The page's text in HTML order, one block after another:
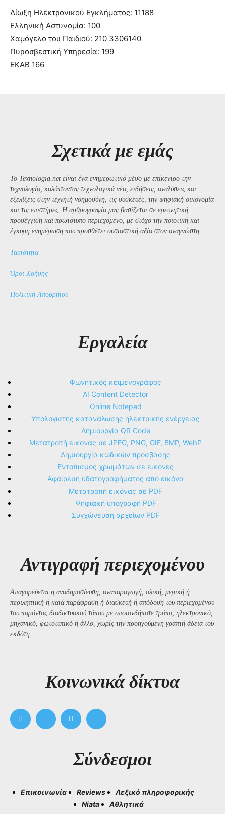
Δίωξη Ηλεκτρονικού Εγκλήματος: 11188
Ελληνική Αστυνομία: 100
Χαμόγελο του Παιδιού: 210 3306140
Πυροσβεστική Υπηρεσία: 199
ΕΚΑΒ 166
Σχετικά με εμάς
Το Texnologia.net είναι ένα ενημερωτικό μέσο με επίκεντρο την
τεχνολογία, καλύπτοντας τεχνολογικά νέα, ειδήσεις, αναλύσεις και
εξελίξεις στην τεχνητή νοημοσύνη, τις συσκευές, την ψηφιακή οικονομία
και τις επιστήμες. Η αρθρογραφία μας βασίζεται σε ερευνητική
προσέγγιση και πρωτότυπο περιεχόμενο, με στόχο την ποιοτική και
έγκυρη ενημέρωση που προσθέτει ουσιαστική αξία στον αναγνώστη..
Ταυτότητα
Όροι Χρήσης
Πολιτική Απορρήτου
Εργαλεία
Φωνητικός κειμενογράφος
AI Content Detector
Online Notepad
Υπολογιστής κατανάλωσης ηλεκτρικής ενέργειας
Δημιουργία QR Code
Μετατροπή εικόνας σε JPEG, PNG, GIF, BMP, WebP
Δημιουργία κωδικών πρόσβασης
Εντοπισμός χρωμάτων σε εικόνες
Αφαίρεση υδατογραφήματος από εικόνα
Μετατροπή εικόνας σε PDF
Ψηφιακή υπογραφή PDF
Συγχώνευση αρχείων PDF
Αντιγραφή περιεχομένου
Απαγορεύεται η αναδημοσίευση, αναπαραγωγή, ολική, μερική ή
περιληπτική ή κατά παράφραση ή διασκευή ή απόδοση του περιεχομένου
του παρόντος διαδικτυακού τόπου με οποιονδήποτε τρόπο, ηλεκτρονικό,
μηχανικό, φωτοτυπικό ή άλλο, χωρίς την προηγούμενη γραπτή άδεια του
εκδότη.
Kοινωνικά δίκτυα
Σύνδεσμοι
Επικοινωνία Reviews
Λεξικό πληροφορικής
Niata
Αθλητικά